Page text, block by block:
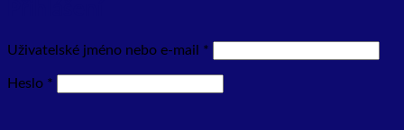
Uživatelské jméno nebo e-mail *
Heslo *